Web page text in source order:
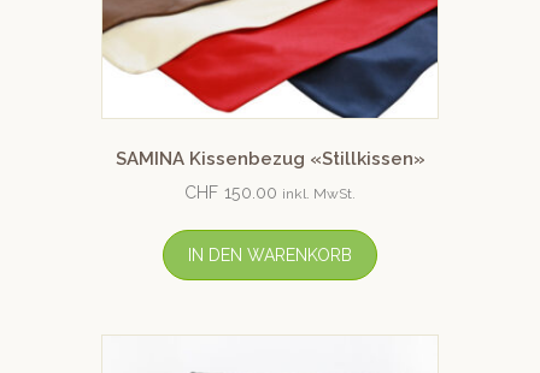
SAMINA Kissenbezug «Stillkissen»
CHF 150.00 inkl. MwSt.
IN DEN WARENKORB